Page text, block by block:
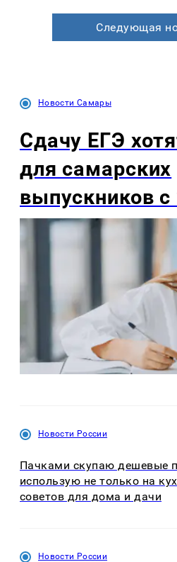
Следующая
Новости Самары
Сдачу ЕГЭ
для самарских
выпускников с
Новости России
Пачками скупаю дешевые
использую не только на
советов для дома и дачи
Новости России